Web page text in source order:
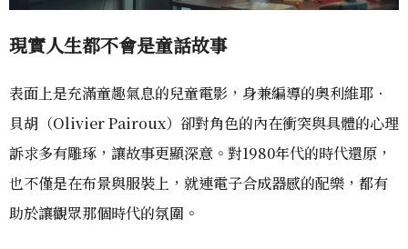
現實人生都不會是童話故事
表面上是充滿童趣氣息的兒童電影，身兼編導的奧利維耶．
貝胡（Olivier Pairoux）卻對角色的內在衝突與具體的心理
訴求多有雕琢，讓故事更顯深意。對1980年代的時代還原，
也不僅是在布景與服裝上，就連電子合成器感的配樂，都有
助於讓觀眾那個時代的氛圍。